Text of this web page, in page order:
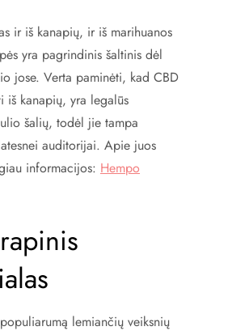
ir iš kanapių, ir iš marihuanos
yra pagrindinis šaltinis dėl
jose. Verta paminėti, kad CBD
iš kanapių, yra legalūs
šalių, todėl jie tampa
auditorijai. Apie juos
informacijos: Hempo
lemiančių veiksnių